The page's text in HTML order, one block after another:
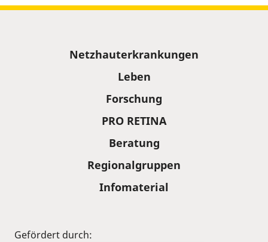
Netzhauterkrankungen
Leben
Forschung
PRO RETINA
Beratung
Regionalgruppen
Infomaterial
Gefördert durch: